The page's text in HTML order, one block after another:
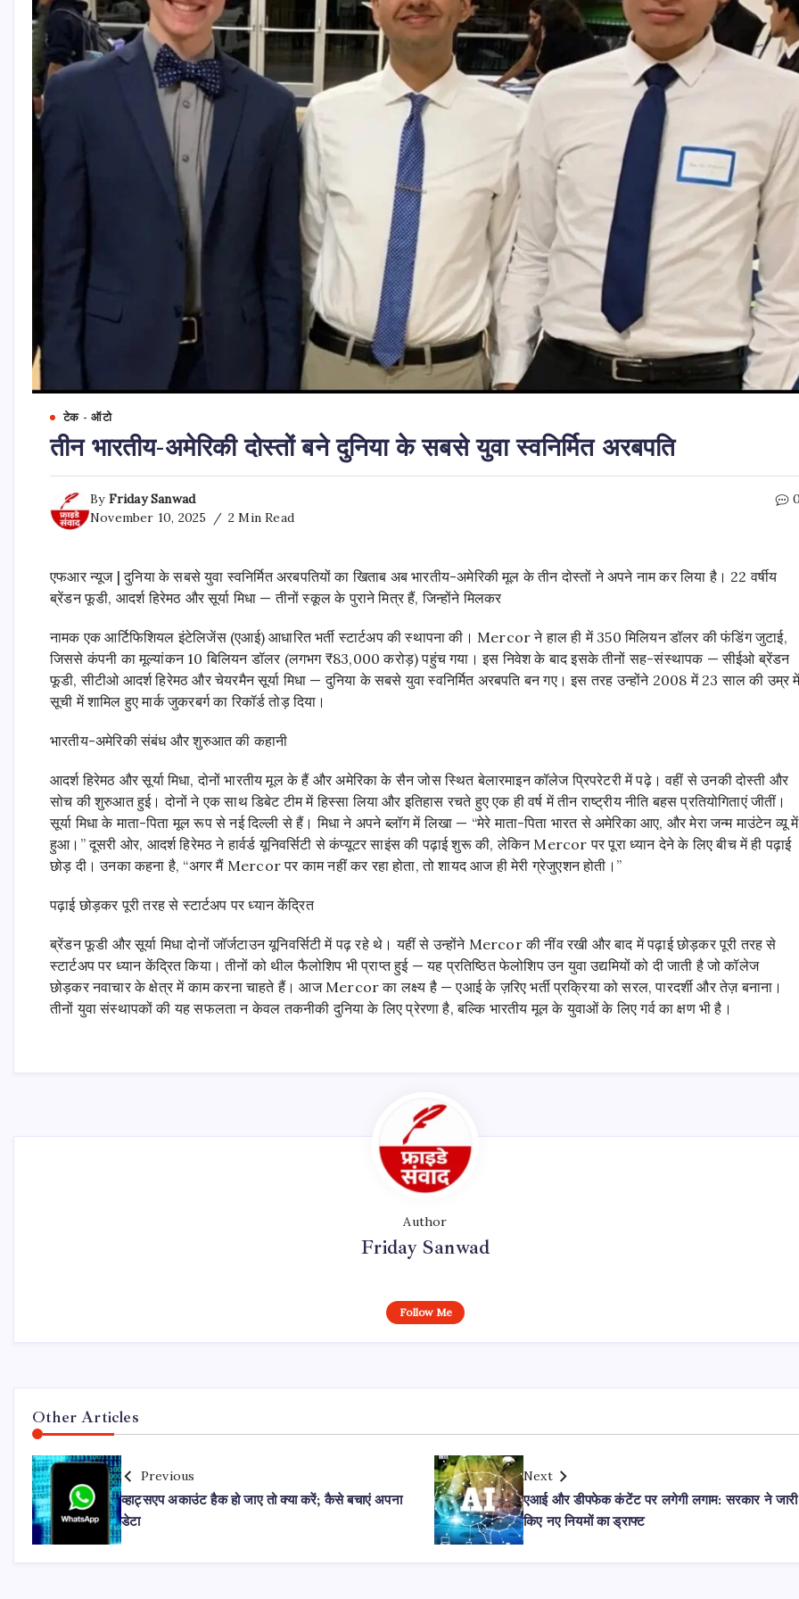
टेक - ऑटो
तीन भारतीय-अमेरिकी दोस्तों बने दुनिया के सबसे युवा स्वनिर्मित अरबपति
By Friday Sanwad
November 10, 2025
2 Min Read
एफआर न्यूज | दुनिया के सबसे युवा स्वनिर्मित अरबपतियों का खिताब अब भारतीय-अमेरिकी मूल के तीन दोस्तों ने अपने नाम कर लिया है। 22 वर्षीय
ब्रेंडन फूडी, आदर्श हिरेमठ और सूर्या मिधा — तीनों स्कूल के पुराने मित्र हैं, जिन्होंने मिलकर
नामक एक आर्टिफिशियल इंटेलिजेंस (एआई) आधारित भर्ती स्टार्टअप की स्थापना की। Mercor ने हाल ही में 350 मिलियन डॉलर की फंडिंग जुटाई,
जिससे कंपनी का मूल्यांकन 10 बिलियन डॉलर (लगभग ₹83,000 करोड़) पहुंच गया। इस निवेश के बाद इसके तीनों सह-संस्थापक — सीईओ ब्रेंडन
फूडी, सीटीओ आदर्श हिरेमठ और चेयरमैन सूर्या मिधा — दुनिया के सबसे युवा स्वनिर्मित अरबपति बन गए। इस तरह उन्होंने 2008 में 23 साल की उम्र
सूची में शामिल हुए मार्क जुकरबर्ग का रिकॉर्ड तोड़ दिया।
भारतीय-अमेरिकी संबंध और शुरुआत की कहानी
आदर्श हिरेमठ और सूर्या मिधा, दोनों भारतीय मूल के हैं और अमेरिका के सैन जोस स्थित बेलारमाइन कॉलेज प्रिपरेटरी में पढ़े। वहीं से उनकी दोस्ती और
सोच की शुरुआत हुई। दोनों ने एक साथ डिबेट टीम में हिस्सा लिया और इतिहास रचते हुए एक ही वर्ष में तीन राष्ट्रीय नीति बहस प्रतियोगिताएं जीतीं।
सूर्या मिधा के माता-पिता मूल रूप से नई दिल्ली से हैं। मिधा ने अपने ब्लॉग में लिखा — “मेरे माता-पिता भारत से अमेरिका आए, और मेरा जन्म माउंटेन व्यू में
हुआ।” दूसरी ओर, आदर्श हिरेमठ ने हार्वर्ड यूनिवर्सिटी से कंप्यूटर साइंस की पढ़ाई शुरू की, लेकिन Mercor पर पूरा ध्यान देने के लिए बीच में ही पढ़ाई
छोड़ दी। उनका कहना है, “अगर मैं Mercor पर काम नहीं कर रहा होता, तो शायद आज ही मेरी ग्रेजुएशन होती।”
पढ़ाई छोड़कर पूरी तरह से स्टार्टअप पर ध्यान केंद्रित
ब्रेंडन फूडी और सूर्या मिधा दोनों जॉर्जटाउन यूनिवर्सिटी में पढ़ रहे थे। यहीं से उन्होंने Mercor की नींव रखी और बाद में पढ़ाई छोड़कर पूरी तरह से
स्टार्टअप पर ध्यान केंद्रित किया। तीनों को थील फैलोशिप भी प्राप्त हुई — यह प्रतिष्ठित फेलोशिप उन युवा उद्यमियों को दी जाती है जो कॉलेज
छोड़कर नवाचार के क्षेत्र में काम करना चाहते हैं। आज Mercor का लक्ष्य है — एआई के ज़रिए भर्ती प्रक्रिया को सरल, पारदर्शी और तेज़ बनाना।
तीनों युवा संस्थापकों की यह सफलता न केवल तकनीकी दुनिया के लिए प्रेरणा है, बल्कि भारतीय मूल के युवाओं के लिए गर्व का क्षण भी है।
Author
Friday Sanwad
Follow Me
Other Articles
Previous
व्हाट्सएप अकाउंट हैक हो जाए तो क्या करें; कैसे बचाएं अपना
डेटा
Next
एआई और डीपफेक कंटेंट पर लगेगी लगाम: सरकार ने जारी
किए नए नियमों का ड्राफ्ट